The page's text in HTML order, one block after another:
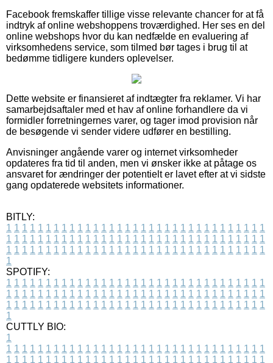
Facebook fremskaffer tillige visse relevante chancer for at få
indtryk af online webshoppens troværdighed. Her ses en del
online webshops hvor du kan nedfælde en evaluering af
virksomhedens service, som tilmed bør tages i brug til at
bedømme tidligere kunders oplevelser.
Dette website er finansieret af indtægter fra reklamer. Vi har
samarbejdsaftaler med et hav af online forhandlere da vi
formidler forretningernes varer, og tager imod provision når
de besøgende vi sender videre udfører en bestilling.
Anvisninger angående varer og internet virksomheder
opdateres fra tid til anden, men vi ønsker ikke at påtage os
ansvaret for ændringer der potentielt er lavet efter at vi sidste
gang opdaterede websitets informationer.
BITLY:
1 1 1 1 1 1 1 1 1 1 1 1 1 1 1 1 1 1 1 1 1 1 1 1 1 1 1 1 1 1 1 1 1
1 1 1 1 1 1 1 1 1 1 1 1 1 1 1 1 1 1 1 1 1 1 1 1 1 1 1 1 1 1 1 1 1
1 1 1 1 1 1 1 1 1 1 1 1 1 1 1 1 1 1 1 1 1 1 1 1 1 1 1 1 1 1 1 1 1
1
SPOTIFY:
1 1 1 1 1 1 1 1 1 1 1 1 1 1 1 1 1 1 1 1 1 1 1 1 1 1 1 1 1 1 1 1 1
1 1 1 1 1 1 1 1 1 1 1 1 1 1 1 1 1 1 1 1 1 1 1 1 1 1 1 1 1 1 1 1 1
1 1 1 1 1 1 1 1 1 1 1 1 1 1 1 1 1 1 1 1 1 1 1 1 1 1 1 1 1 1 1 1 1
1
CUTTLY BIO:
1
1 1 1 1 1 1 1 1 1 1 1 1 1 1 1 1 1 1 1 1 1 1 1 1 1 1 1 1 1 1 1 1 1
1 1 1 1 1 1 1 1 1 1 1 1 1 1 1 1 1 1 1 1 1 1 1 1 1 1 1 1 1 1 1 1 1